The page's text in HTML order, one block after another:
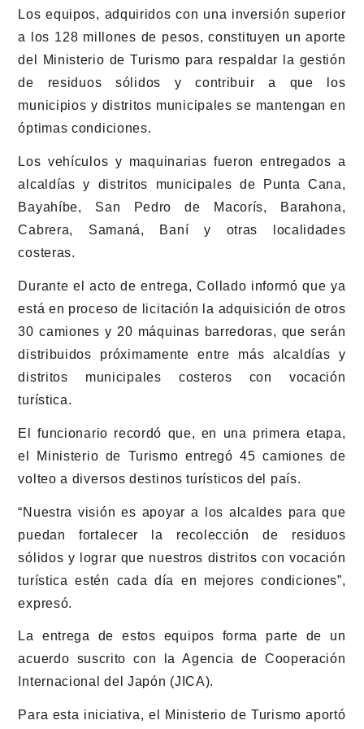
Los equipos, adquiridos con una inversión superior
a los 128 millones de pesos, constituyen un aporte
del Ministerio de Turismo para respaldar la gestión
de residuos sólidos y contribuir a que los
municipios y distritos municipales se mantengan en
óptimas condiciones.
Los vehículos y maquinarias fueron entregados a
alcaldías y distritos municipales de Punta Cana,
Bayahíbe, San Pedro de Macorís, Barahona,
Cabrera, Samaná, Baní y otras localidades
costeras.
Durante el acto de entrega, Collado informó que ya
está en proceso de licitación la adquisición de otros
30 camiones y 20 máquinas barredoras, que serán
distribuidos próximamente entre más alcaldías y
distritos municipales costeros con vocación
turística.
El funcionario recordó que, en una primera etapa,
el Ministerio de Turismo entregó 45 camiones de
volteo a diversos destinos turísticos del país.
“Nuestra visión es apoyar a los alcaldes para que
puedan fortalecer la recolección de residuos
sólidos y lograr que nuestros distritos con vocación
turística estén cada día en mejores condiciones”,
expresó.
La entrega de estos equipos forma parte de un
acuerdo suscrito con la Agencia de Cooperación
Internacional del Japón (JICA).
Para esta iniciativa, el Ministerio de Turismo aportó